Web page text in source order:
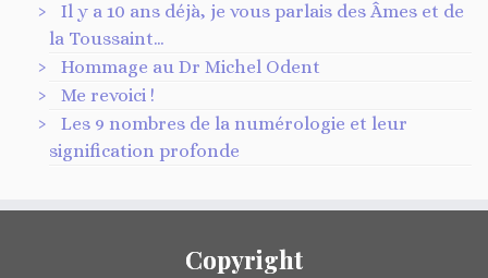
Il y a 10 ans déjà, je vous parlais des Âmes et de
la Toussaint…
Hommage au Dr Michel Odent
Me revoici !
Les 9 nombres de la numérologie et leur
signification profonde
Copyright